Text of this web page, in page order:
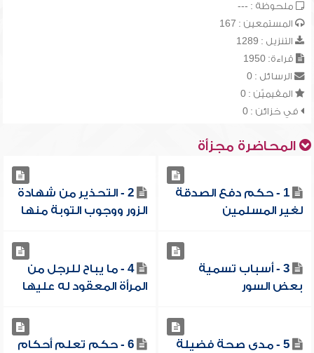
ملحوظة : ---
المستمعين : 167
التنزيل : 1289
قراءة: 1950
الرسائل : 0
المقيميّن : 0
في خزائن : 0
المحاضرة مجزأة
1 - حكم دفع الصدقة
لغير المسلمين
2 - التحذير من شهادة
الزور ووجوب التوبة منها
3 - أسباب تسمية
بعض السور
4 - ما يباح للرجل من
المرأة المعقود له عليها
5 - مدى صحة فضيلة
6 - حكم تعلم أحكام